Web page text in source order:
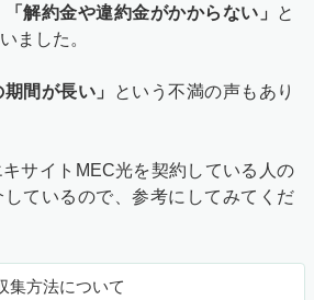
「解約金や違約金がかからない」
と
ました。
間が長い」
という不満の声もあり
サイトMEC光を契約している人の
ているので、参考にしてみてくだ
集方法について